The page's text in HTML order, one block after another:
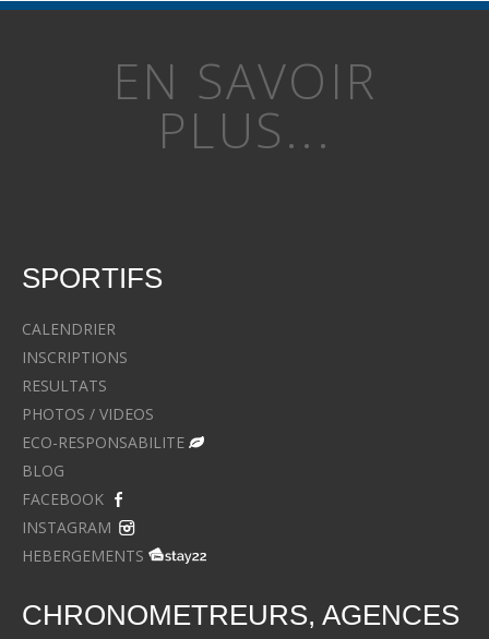
EN SAVOIR
PLUS...
SPORTIFS
CALENDRIER
INSCRIPTIONS
RESULTATS
PHOTOS / VIDEOS
ECO-RESPONSABILITE
BLOG
FACEBOOK
INSTAGRAM
HEBERGEMENTS
CHRONOMETREURS, AGENCES